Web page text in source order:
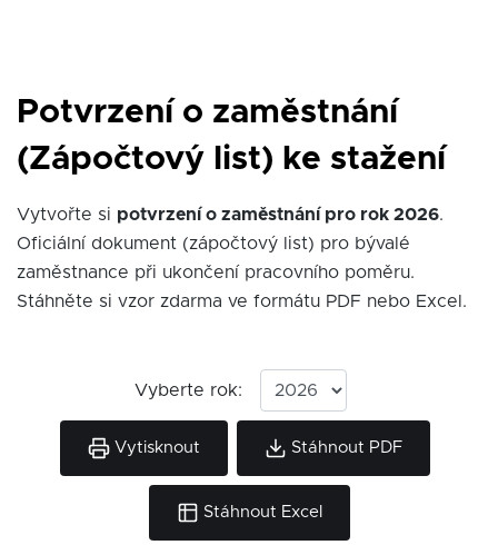
Potvrzení o zaměstnání
(Zápočtový list) ke stažení
Vytvořte si potvrzení o zaměstnání pro rok 2026.
Oficiální dokument (zápočtový list) pro bývalé
zaměstnance při ukončení pracovního poměru.
Stáhněte si vzor zdarma ve formátu PDF nebo Excel.
Vyberte rok:
Vytisknout Stáhnout PDF
Stáhnout Excel